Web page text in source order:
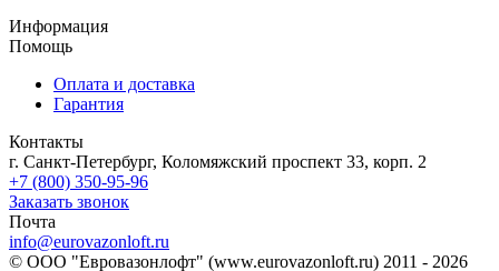
Информация
Помощь
Оплата и доставка
Гарантия
Контакты
г. Санкт-Петербург, Коломяжский проспект 33, корп. 2
+7 (800) 350-95-96
Заказать звонок
Почта
info@eurovazonloft.ru
© ООО "Евровазонлофт" (www.eurovazonloft.ru) 2011 - 2026